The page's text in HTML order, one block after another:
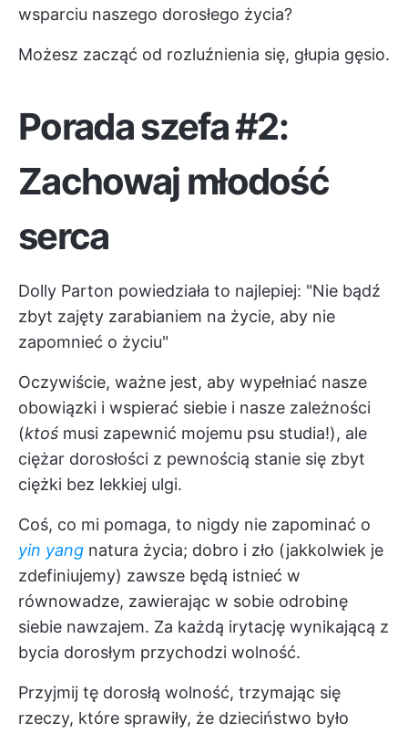
wsparciu naszego dorosłego życia?
Możesz zacząć od rozluźnienia się, głupia gęsio.
Porada szefa #2:
Zachowaj młodość
serca
Dolly Parton powiedziała to najlepiej: "Nie bądź
zbyt zajęty zarabianiem na życie, aby nie
zapomnieć o życiu"
Oczywiście, ważne jest, aby wypełniać nasze
obowiązki i wspierać siebie i nasze zależności
(ktoś musi zapewnić mojemu psu studia!), ale
ciężar dorosłości z pewnością stanie się zbyt
ciężki bez lekkiej ulgi.
Coś, co mi pomaga, to nigdy nie zapominać o
yin yang natura życia; dobro i zło (jakkolwiek je
zdefiniujemy) zawsze będą istnieć w
równowadze, zawierając w sobie odrobinę
siebie nawzajem. Za każdą irytację wynikającą z
bycia dorosłym przychodzi wolność.
Przyjmij tę dorosłą wolność, trzymając się
rzeczy, które sprawiły, że dzieciństwo było